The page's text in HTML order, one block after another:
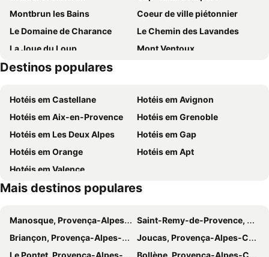
Montbrun les Bains
Coeur de ville piétonnier
Le Domaine de Charance
Le Chemin des Lavandes
La Joue du Loup
Mont Ventoux
Blache Provence Senteurs
Destinos populares
Hotéis em Castellane
Hotéis em Avignon
Hotéis em Aix-en-Provence
Hotéis em Grenoble
Hotéis em Les Deux Alpes
Hotéis em Gap
Hotéis em Orange
Hotéis em Apt
Hotéis em Valence
Mais destinos populares
Manosque, Provença-Alpes-Costa Azul Hotéis
Saint-Remy-de-Provence, Provença-Alpes-Costa Azul Hotéis
Briançon, Provença-Alpes-Costa Azul Hotéis
Joucas, Provença-Alpes-Costa Azul Hotéis
Le Pontet, Provença-Alpes-Costa Azul Hotéis
Bollène, Provença-Alpes-Costa Azul Hotéis